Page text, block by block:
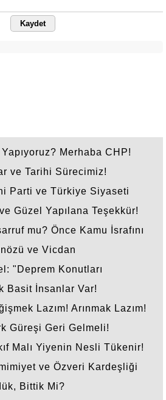
Kaydet
Yapıyoruz? Merhaba CHP!
ve Tarihi Sürecimiz!
Parti ve Türkiye Siyaseti
Güzel Yapılana Teşekkür!
mu? Önce Kamu İsrafını
ve Vicdan
"Deprem Konutları
Basit İnsanlar Var!
Lazım! Arınmak Lazım!
Güreşi Geri Gelmeli!
Malı Yiyenin Nesli Tükenir!
ve Özveri Kardeşliği
Bittik Mi?